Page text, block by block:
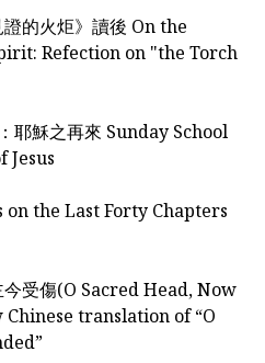
的火炬》讀後 On the
Refection on "the Torch
耶穌之再來 Sunday School
Jesus
on the Last Forty Chapters
受傷(O Sacred Head, Now
translation of “O